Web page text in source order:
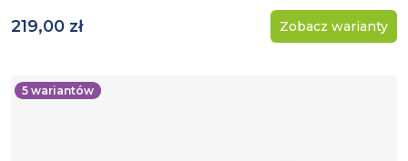
219,00 zł Zobacz warianty
5 wariantów